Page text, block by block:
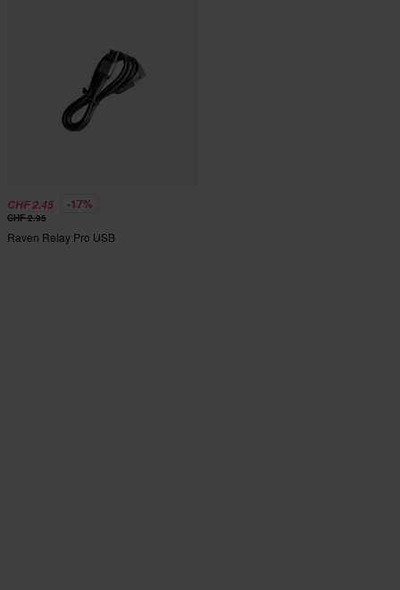
CHF 2.45 -17%
CHF 2.95
Raven Relay Pro USB